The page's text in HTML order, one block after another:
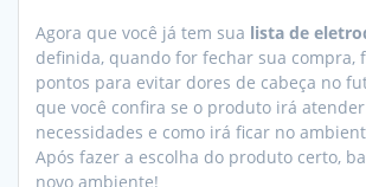
Agora que você já tem sua lista de
definida, quando for fechar sua compra,
pontos para evitar dores de cabeça no
que você confira se o produto irá
necessidades e como irá ficar no
Após fazer a escolha do produto certo,
novo ambiente!